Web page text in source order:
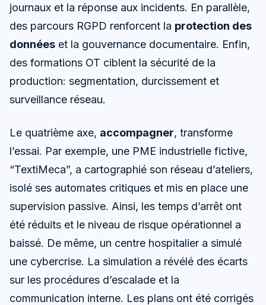
journaux et la réponse aux incidents. En parallèle,
des parcours RGPD renforcent la protection des
données et la gouvernance documentaire. Enfin,
des formations OT ciblent la sécurité de la
production: segmentation, durcissement et
surveillance réseau.
Le quatrième axe, accompagner, transforme
l’essai. Par exemple, une PME industrielle fictive,
“TextiMeca”, a cartographié son réseau d’ateliers,
isolé ses automates critiques et mis en place une
supervision passive. Ainsi, les temps d’arrêt ont
été réduits et le niveau de risque opérationnel a
baissé. De même, un centre hospitalier a simulé
une cybercrise. La simulation a révélé des écarts
sur les procédures d’escalade et la
communication interne. Les plans ont été corrigés